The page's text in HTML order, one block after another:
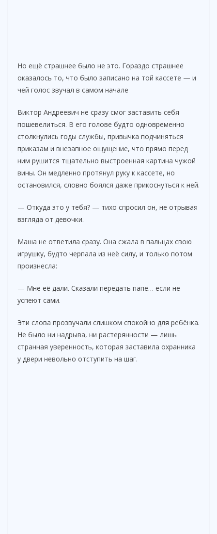
Но ещё страшнее было не это. Гораздо страшнее
оказалось то, что было записано на той кассете — и
чей голос звучал в самом начале
Виктор Андреевич не сразу смог заставить себя
пошевелиться. В его голове будто одновременно
столкнулись годы службы, привычка подчиняться
приказам и внезапное ощущение, что прямо перед
ним рушится тщательно выстроенная картина чужой
вины. Он медленно протянул руку к кассете, но
остановился, словно боялся даже прикоснуться к ней.
— Откуда это у тебя? — тихо спросил он, не отрывая
взгляда от девочки.
Маша не ответила сразу. Она сжала в пальцах свою
игрушку, будто черпала из неё силу, и только потом
произнесла:
— Мне её дали. Сказали передать папе… если не
успеют сами.
Эти слова прозвучали слишком спокойно для ребёнка.
Не было ни надрыва, ни растерянности — лишь
странная уверенность, которая заставила охранника
у двери невольно отступить на шаг.